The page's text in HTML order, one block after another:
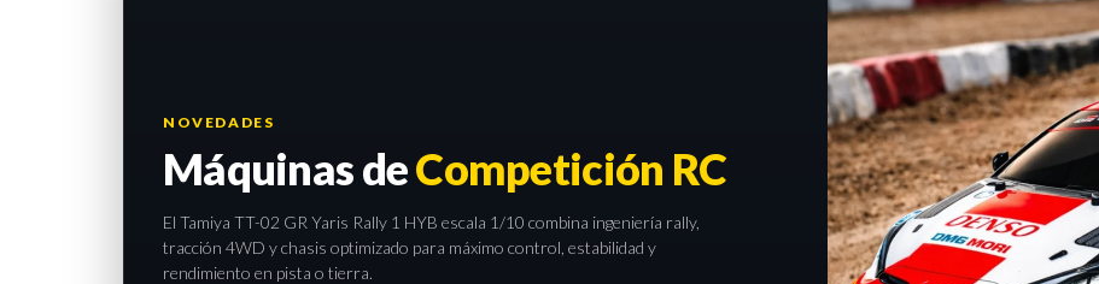
NOVEDADES
Máquinas deCompetición RC
El Tamiya TT-02 GR Yaris Rally 1 HYB escala 1/10 combina ingeniería rally,
tracción 4WD y chasis optimizado para máximo control, estabilidad y
rendimiento en pista o tierra.